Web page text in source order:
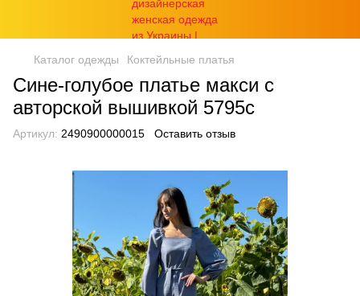
Каталог одежды Коктейльные платья
Сине-голубое платье макси с
авторской вышивкой 5795с
Артикул: 2490900000015 Оставить отзыв